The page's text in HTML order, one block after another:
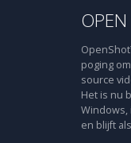
poging
source
Het is nu
Windows,
en blijft